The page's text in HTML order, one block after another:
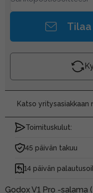
Katso
Toimituskulut:
45 päivän takuu
14 päivän
Godox V1 Pro -salama